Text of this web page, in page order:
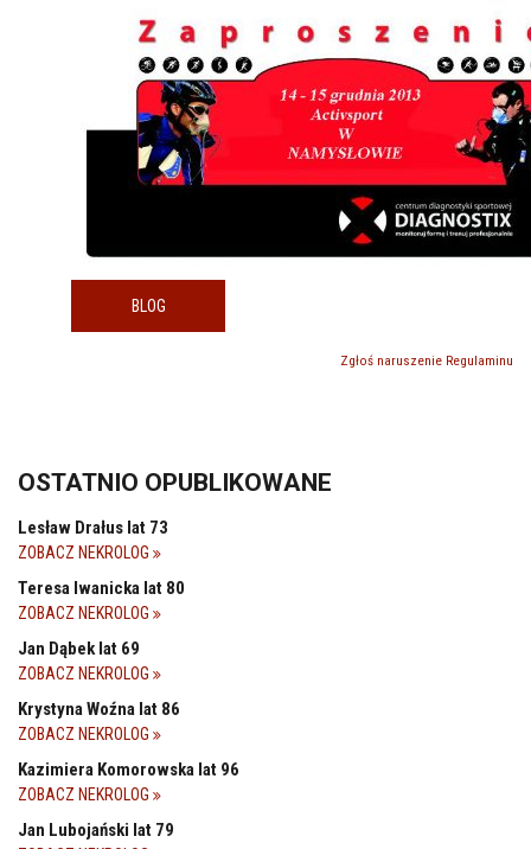
BLOG
Zgłoś naruszenie Regulaminu
OSTATNIO OPUBLIKOWANE
Lesław Drałus lat 73
ZOBACZ NEKROLOG
Teresa Iwanicka lat 80
ZOBACZ NEKROLOG
Jan Dąbek lat 69
ZOBACZ NEKROLOG
Krystyna Woźna lat 86
ZOBACZ NEKROLOG
Kazimiera Komorowska lat 96
ZOBACZ NEKROLOG
Jan Lubojański lat 79